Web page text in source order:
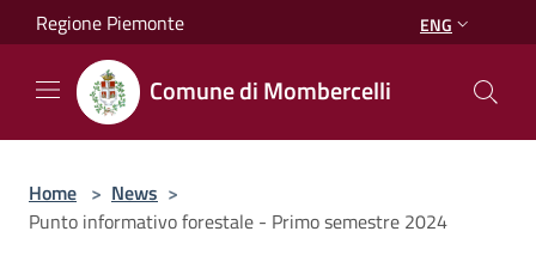
Salta al contenuto principale
Regione Piemonte ENG
Comune di Mombercelli
Home > News >
Punto informativo forestale - Primo semestre 2024